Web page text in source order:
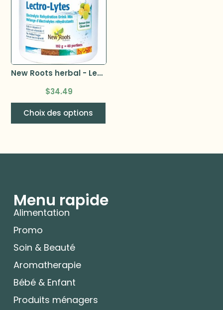
New Roots herbal - Lectro-Lytes
$34.49
Choix des options
Menu rapide
Alimentation
Promo
Soin & Beauté
Aromatherapie
Bébé & Enfant
Produits ménagers